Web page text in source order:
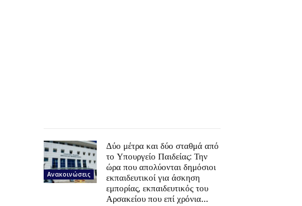
Ανακοινώσεις
Δύο μέτρα και δύο σταθμά από
το Υπουργείο Παιδείας: Την
ώρα που απολύονται δημόσιοι
εκπαιδευτικοί για άσκηση
εμπορίας, εκπαιδευτικός του
Αρσακείου που επί χρόνια...